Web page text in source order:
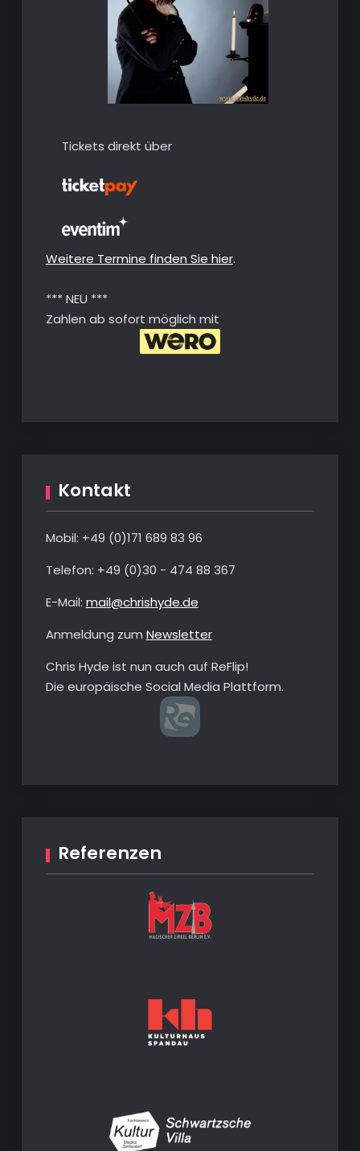
Tickets direkt über
Weitere Termine finden Sie hier.
*** NEU ***
Zahlen ab sofort möglich mit
Kontakt
Mobil: +49 ‭(0)‭171 689 83 96‬
Telefon: ‭+49 (0)30 - 474 88 367‬
E-Mail: mail@chrishyde.de
Anmeldung zum Newsletter
Chris Hyde ist nun auch auf ReFlip!
Die europäische Social Media Plattform.
Referenzen